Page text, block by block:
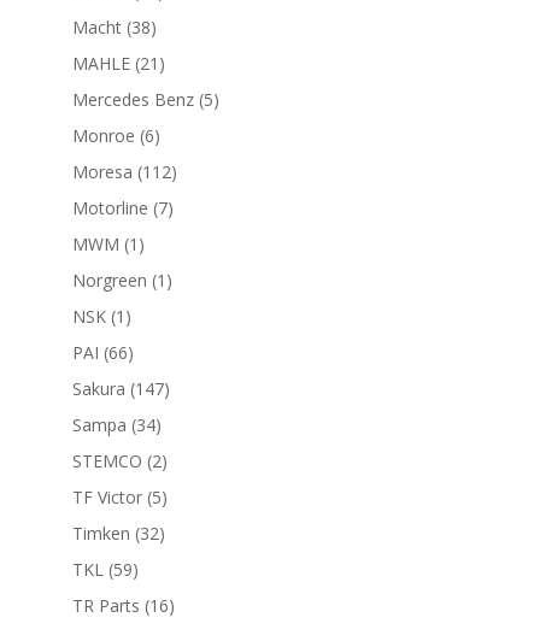
Macht 3838
productos
MAHLE 21 21
productos
Mercedes Benz 55
Monroe 66
productos
Moresa 112112
productos
Motorline 77
MWM 1 1
producto
Norgreen 1 1
NSK 1 1
producto
PAI 6666
productos
Sakura 147147
Sampa 3434
productos
STEMCO 22
productos
TF Victor 55
productos
Timken 3232
TKL 5959
productos
TR Parts 1616